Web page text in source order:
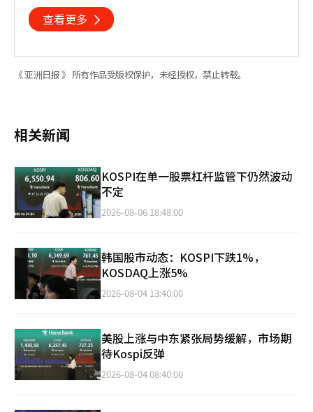
查看更多
《 亚洲日报 》 所有作品受版权保护，未经授权，禁止转载。
相关新闻
KOSPI在单一股票杠杆监管下仍然波动
不定
2026-08-06 18:48:00
韩国股市动态：KOSPI下跌1%，
KOSDAQ上涨5%
2026-08-04 13:40:00
美股上涨与中东紧张局势缓解，市场期
待Kospi反弹
2026-08-04 08:40:00